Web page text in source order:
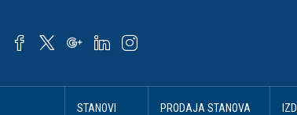
STANOVI PRODAJA STANOVA